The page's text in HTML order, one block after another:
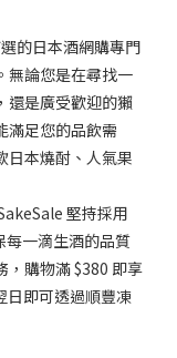
的日本酒網購專門
無論您是在尋找一
還是廣受歡迎的獺
滿足您的品飲需
日本燒酎、人氣果
堅持採用
每一滴生酒的品質
，購物滿 $380 即享
日即可透過順豐凍